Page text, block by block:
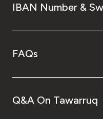
IBAN Number &
FAQs
Q&A On Tawarruq